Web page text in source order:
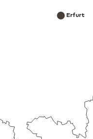
Erfurt